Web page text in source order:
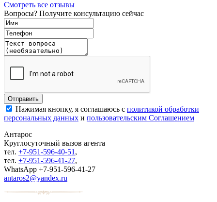
Смотреть все отзывы
Вопросы? Получите консультацию сейчас
Нажимая кнопку, я соглашаюсь с политикой обработки
персональных данных и пользовательским Соглашением
Антарос
Круглосуточный вызов агента
тел. +7-951-596-40-51 ,
тел. +7-951-596-41-27,
WhatsApp +7-951-596-41-27
antaros2@yandex.ru